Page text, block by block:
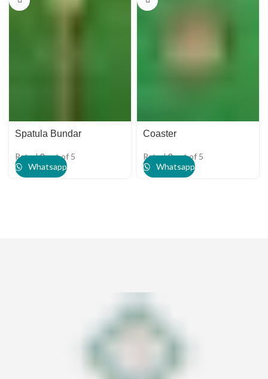
Spatula Bundar
Rated0out of 5
Whatsapp
Coaster
Rated0out of 5
Whatsapp